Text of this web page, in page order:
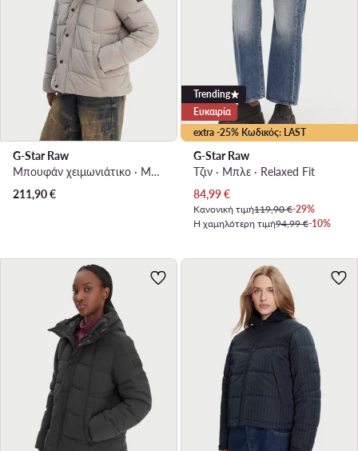
G-Star Raw
Μπουφάν χειμωνιάτικο · Μπεζ
211,90€
extra -25% Κωδικός: LAST
Trending
Ευκαιρία
G-Star Raw
Τζιν · Μπλε · Relaxed Fit
Τρέχουσα τιμή
84,99€
Κανονική τιμή119,90 €-29%
Η χαμηλότερη τιμή94,99 €-10%